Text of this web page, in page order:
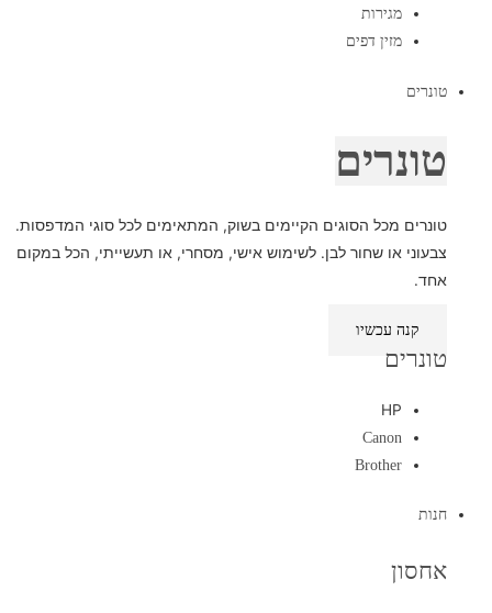
מגירות
מזין דפים
טונרים
טונרים
טונרים מכל הסוגים הקיימים בשוק, המתאימים לכל סוגי המדפסות.
צבעוני או שחור לבן. לשימוש אישי, מסחרי, או תעשייתי, הכל במקום
אחד.
קנה עכשיו
טונרים
HP
Canon
Brother
חנות
אחסון